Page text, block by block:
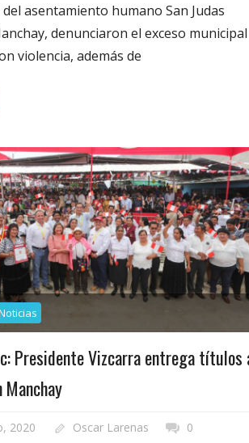
asentamiento humano San Judas
denunciaron el exceso municipal
violencia, además de
Presidente Vizcarra entrega títulos
Manchay
2020 Oscar Larenas 0